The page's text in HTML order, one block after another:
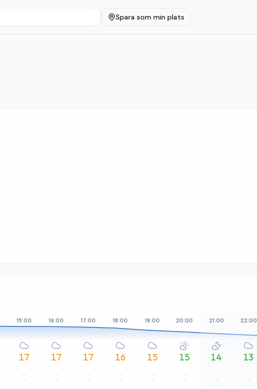
Spara som min plats
15:00
17
–
16:00
17
–
17:00
17
–
18:00
16
–
19:00
15
–
20:00
15
–
21:00
14
–
22:00
13
–